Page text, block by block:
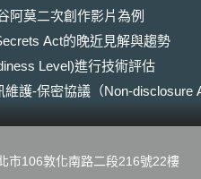
聯
為
條
影
或
商品混淆、以及使用相
行轉讓、交付等行為，
競爭防止法》現行第2
及第2號規定，對於仿
租行為缺乏透過電信線
規範。商標法對於仿
及商標侵權，受害人
次修法擬補充元宇宙
阿莫二次創作影片為例
Act的晚近見解與趨勢
Level)進行技術評估
護-保密協議（Non-disclosure
市106敦化南路二段216號22樓